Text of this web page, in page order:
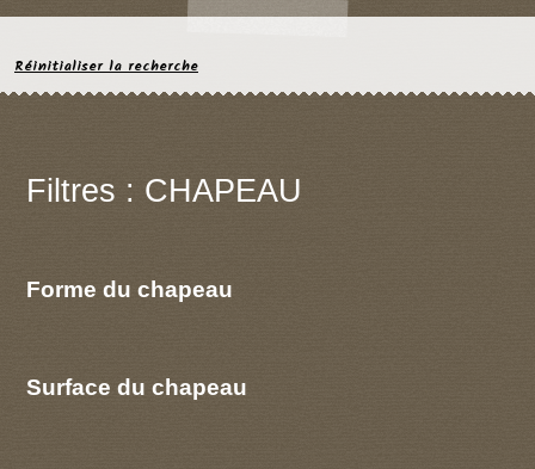
Réinitialiser la recherche
Filtres : CHAPEAU
Forme du chapeau
Surface du chapeau